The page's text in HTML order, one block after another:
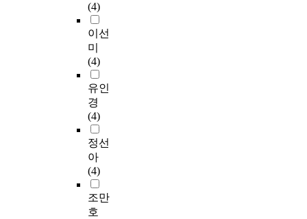
(4)
이선
미
(4)
유인
경
(4)
정선
아
(4)
조만
호